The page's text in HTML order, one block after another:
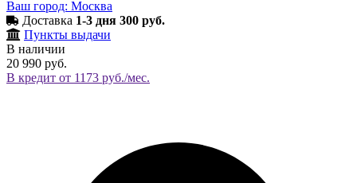
Ваш город: Москва
Доставка 1-3 дня 300 руб.
Пункты выдачи
В наличии
20 990 руб.
В кредит от 1173 руб./мес.